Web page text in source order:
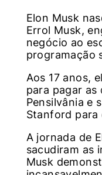
Elon Musk
Errol Musk,
negócio ao
programação
Aos 17 anos,
para pagar
Pensilvânia e
Stanford para
A jornada de
sacudiram as
Musk